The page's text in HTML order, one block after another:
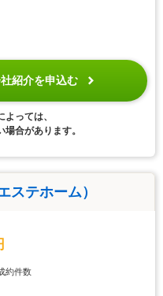
紹介を申込む
っては、
合があります。
ステホーム）
約件数